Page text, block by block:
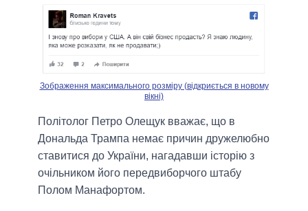
Зображення максимального розміру (відкриється в новому
вікні)
Політолог Петро Олещук вважає, що в
Дональда Трампа немає причин дружелюбно
ставитися до України, нагадавши історію з
очільником його передвиборчого штабу
Полом Манафортом.